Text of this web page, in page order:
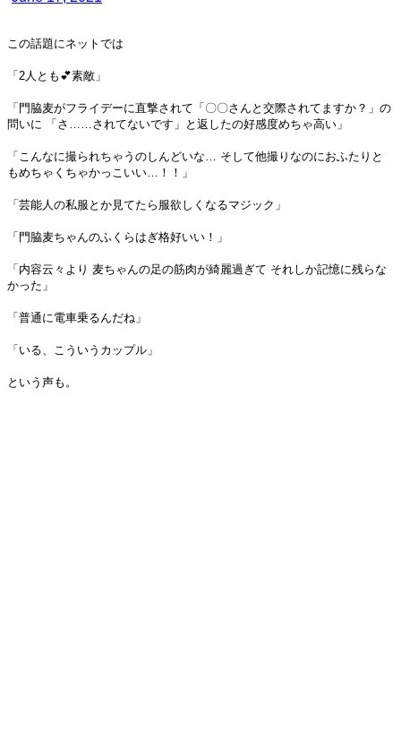
この話題にネットでは
「2人とも💕素敵」
「門脇麦がフライデーに直撃されて「〇〇さんと交際されてますか？」の
問いに 「さ……されてないです」と返したの好感度めちゃ高い」
「こんなに撮られちゃうのしんどいな… そして他撮りなのにおふたりと
もめちゃくちゃかっこいい…！！」
「芸能人の私服とか見てたら服欲しくなるマジック」
「門脇麦ちゃんのふくらはぎ格好いい！」
「内容云々より 麦ちゃんの足の筋肉が綺麗過ぎて それしか記憶に残らな
かった」
「普通に電車乗るんだね」
「いる、こういうカップル」
という声も。